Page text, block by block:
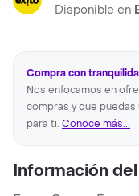
Disponible en
Compra con
Nos enfocamos en
compras y que
para ti. Conoce más...
Información